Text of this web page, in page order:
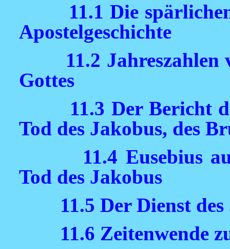
11.1 Die
Apostelgeschichte
11.2 Jahreszahlen
Gottes
11.3 Der Bericht
Tod des Jakobus, des
11.4 Eusebius
Tod des Jakobus
11.5 Der Dienst
11.6 Zeitenwende